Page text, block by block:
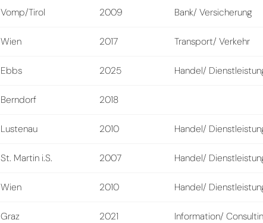
Vomp/Tirol 2009 Bank/ Versicherung
Wien 2017 Transport/ Verkehr
Ebbs 2025 Handel/
Berndorf 2018
Lustenau 2010 Handel/
St. Martin i.S. 2007 Handel/
Wien 2010 Handel/
Graz 2021 Information/